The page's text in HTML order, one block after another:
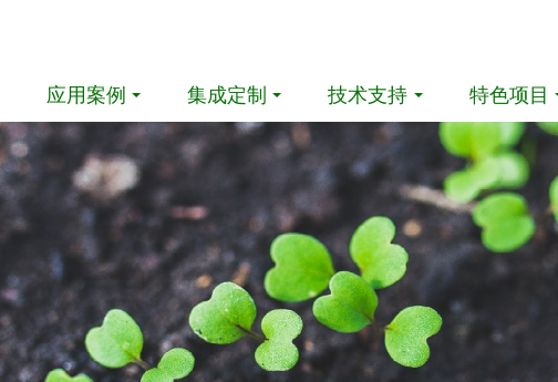
应用案例 集成定制 技术支持 特色项目